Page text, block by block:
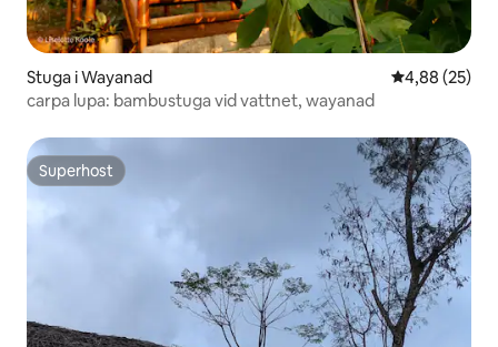
Stuga i Wayanad 4,88 av 5 i
4,88 (25)
carpa lupa: bambustuga vid vattnet, wayanad
Superhost
Superhost